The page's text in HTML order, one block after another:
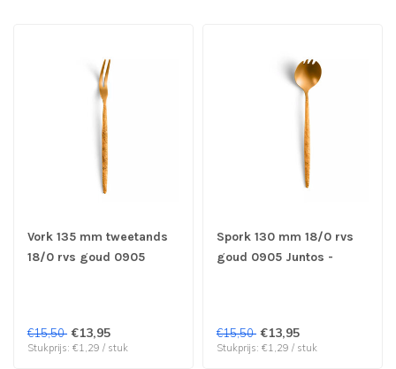
Vork 135 mm tweetands
18/0 rvs goud 0905
€15,50 €13,95
Stukprijs: €1,29 / stuk
Spork 130 mm 18/0 rvs
goud 0905 Juntos -
€15,50 €13,95
Stukprijs: €1,29 / stuk